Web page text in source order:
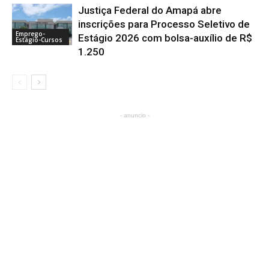
Emprego-
Estágio-Cursos
Justiça Federal do Amapá abre
inscrições para Processo Seletivo de
Estágio 2026 com bolsa-auxílio de R$
1.250
- anuncio -